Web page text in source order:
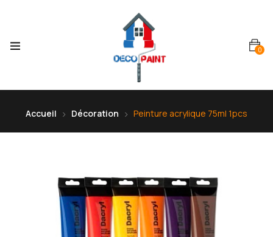
0
Accueil Décoration Peinture acrylique 75ml 1pcs